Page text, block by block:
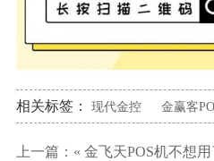
相关标签： 现代金控 金赢客
上一篇：« 金飞天POS机不想